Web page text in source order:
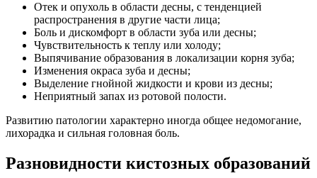
Отек и опухоль в области десны, с тенденцией
распространения в другие части лица;
Боль и дискомфорт в области зуба или десны;
Чувствительность к теплу или холоду;
Выпячивание образования в локализации корня зуба;
Изменения окраса зуба и десны;
Выделение гнойной жидкости и крови из десны;
Неприятный запах из ротовой полости.
Развитию патологии характерно иногда общее недомогание,
лихорадка и сильная головная боль.
Разновидности кистозных образований